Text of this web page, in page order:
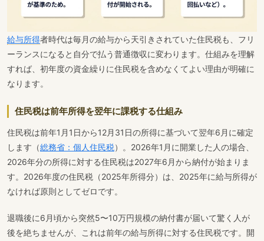
給与所得者時代は毎月の給与から天引きされていた住民税も、フリ
ーランスになると自分で払う普通徴収に変わります。仕組みを理解
すれば、初年度の資金繰りに住民税を含めなくてよい理由が明確に
なります。
住民税は前年所得を翌年に課税する仕組み
住民税は前年1月1日から12月31日の所得に基づいて翌年6月に確定
します（総務省：個人住民税）。2026年1月に開業した人の場合、
2026年分の所得に対する住民税は2027年6月から納付が始まりま
す。2026年度の住民税（2025年所得分）は、2025年に給与所得が
なければ原則としてゼロです。
退職後に6月頃から突然5〜10万円規模の納付書が届いて驚く人が
後を絶ちませんが、これは前年の給与所得に対する住民税です。開